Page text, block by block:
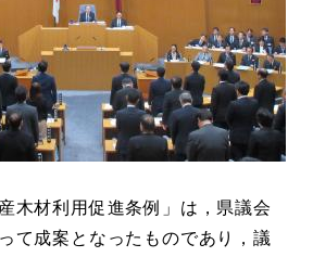
木材利用促進条例」は，県議会
て成案となったものであり，議